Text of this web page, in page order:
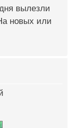
вылезли
новых или